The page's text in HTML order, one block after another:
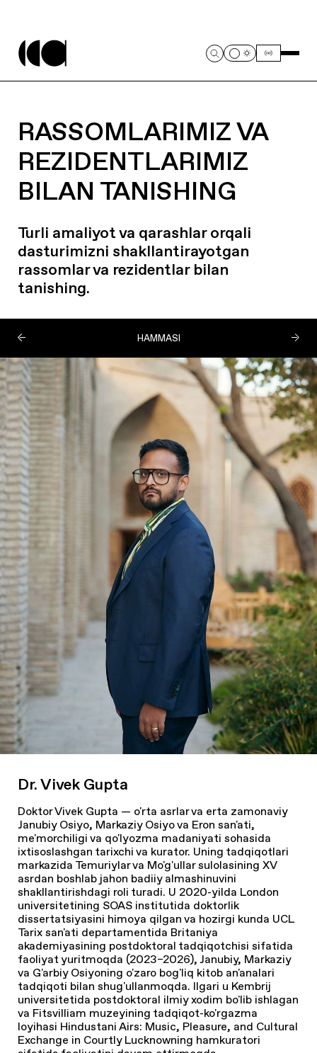
RASSOMLARIMIZ VA
REZIDENTLARIMIZ
BILAN TANISHING
Turli amaliyot va qarashlar orqali
dasturimizni shakllantirayotgan
rassomlar va rezidentlar bilan
tanishing.
HAMMASI
Dr. Vivek Gupta
Doktor Vivek Gupta — o'rta asrlar va erta zamonaviy
Janubiy Osiyo, Markaziy Osiyo va Eron san'ati,
me'morchiligi va qo'lyozma madaniyati sohasida
ixtisoslashgan tarixchi va kurator. Uning tadqiqotlari
markazida Temuriylar va Mo'g'ullar sulolasining XV
asrdan boshlab jahon badiiy almashinuvini
shakllantirishdagi roli turadi. U 2020-yilda London
universitetining SOAS institutida doktorlik
dissertatsiyasini himoya qilgan va hozirgi kunda UCL
Tarix san'ati departamentida Britaniya
akademiyasining postdoktoral tadqiqotchisi sifatida
faoliyat yuritmoqda (2023–2026), Janubiy, Markaziy
va G'arbiy Osiyoning o'zaro bog'liq kitob an'analari
tadqiqoti bilan shug'ullanmoqda. Ilgari u Kembrij
universitetida postdoktoral ilmiy xodim bo'lib ishlagan
va Fitsvilliam muzeyining tadqiqot-ko'rgazma
loyihasi Hindustani Airs: Music, Pleasure, and Cultural
Exchange in Courtly Lucknowning hamkuratori